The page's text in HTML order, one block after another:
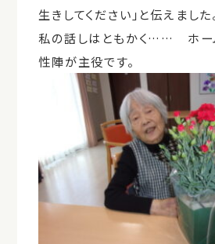
生きしてください」と伝えました
私の話しはともかく…… ホー
性陣が主役です。